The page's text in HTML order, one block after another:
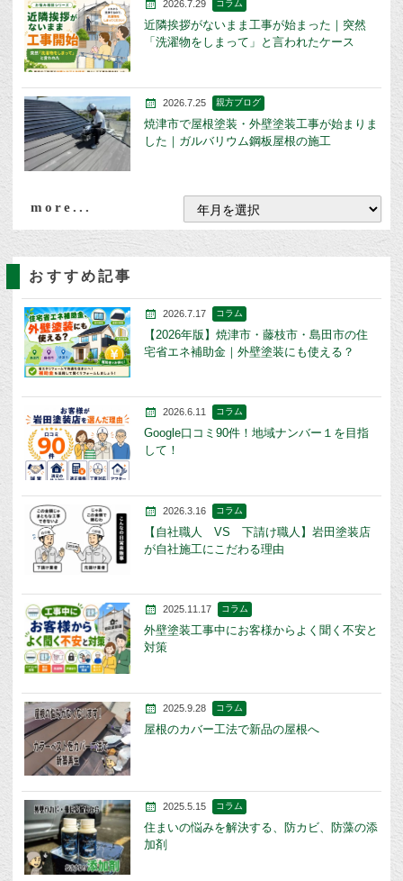
2026.7.29 コラム
近隣挨拶がないまま工事が始まった｜突然
「洗濯物をしまって」と言われたケース
2026.7.25 親方ブログ
焼津市で屋根塗装・外壁塗装工事が始まりま
した｜ガルバリウム鋼板屋根の施工
more...
おすすめ記事
2026.7.17 コラム
【2026年版】焼津市・藤枝市・島田市の住
宅省エネ補助金｜外壁塗装にも使える？
2026.6.11 コラム
Google口コミ90件！地域ナンバー１を目指
して！
2026.3.16 コラム
【自社職人 VS 下請け職人】岩田塗装店
が自社施工にこだわる理由
2025.11.17 コラム
外壁塗装工事中にお客様からよく聞く不安と
対策
2025.9.28 コラム
屋根のカバー工法で新品の屋根へ
2025.5.15 コラム
住まいの悩みを解決する、防カビ、防藻の添
加剤